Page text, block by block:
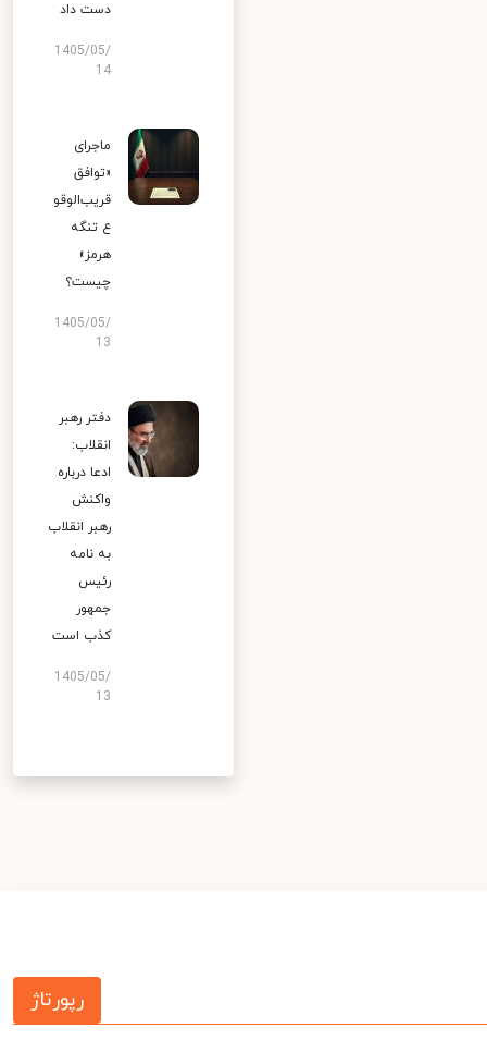
دست داد
1405/05/
14
ماجرای
«توافق
قریب‌الوقو
ع تنگه
هرمز»
چیست؟
1405/05/
13
دفتر رهبر
انقلاب:
ادعا درباره
واکنش
رهبر انقلاب
به نامه
رئیس
جمهور
کذب است
1405/05/
13
رپورتاژ